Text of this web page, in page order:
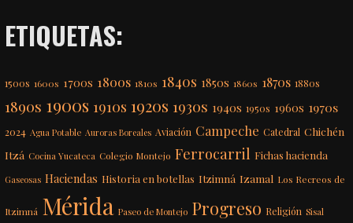
ETIQUETAS:
1500s 1600s 1700s 1800s 1810s 1840s 1850s 1860s 1870s 1880s
1890s 1900s 1910s 1920s 1930s 1940s 1950s 1960s 1970s
2024 Agua Potable Auroras Boreales Aviación Campeche Catedral Chichén
Itzá Cocina Yucateca Colegio Montejo Ferrocarril Fichas hacienda
Gaseosas Haciendas Historia en botellas Itzimná Izamal Los Recreos de
Itzimná Mérida Paseo de Montejo Progreso Religión Sisal